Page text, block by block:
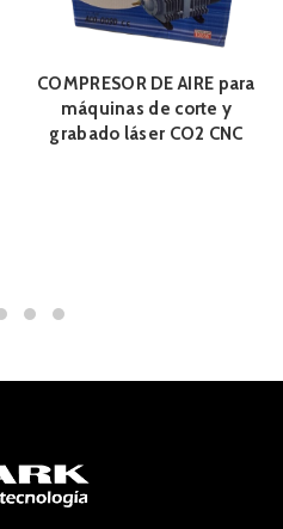
COMPRESOR DE AIRE para
máquinas de corte y
grabado láser CO2 CNC